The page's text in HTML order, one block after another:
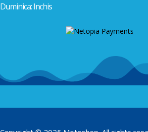
Duminica: Inchis